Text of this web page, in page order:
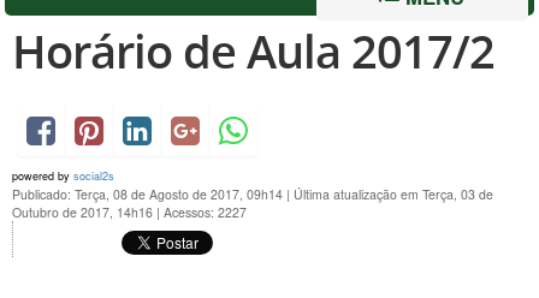
Horário de Aula 2017/2
powered by social2s
Publicado: Terça, 08 de Agosto de 2017, 09h14 | Última atualização em Terça, 03 de
Outubro de 2017, 14h16 | Acessos: 2227